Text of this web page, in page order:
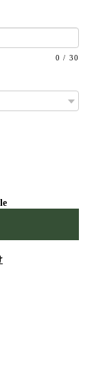
0 / 30